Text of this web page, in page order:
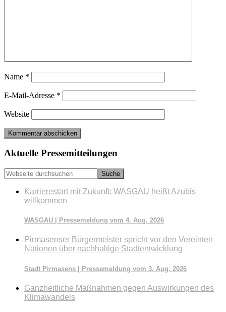
Name *
E-Mail-Adresse *
Website
Seitenspalte
Aktuelle Pressemitteilungen
Webseite
durchsuchen
Karrierestart mit Zukunft: WASGAU heißt Azubis
willkommen
WASGAU | Pressemeldung vom 4. Aug. 2026
Pirmasenser Bürgermeister spricht vor den Vereinten
Nationen über nachhaltige Stadtentwicklung
Stadt Pirmasens | Pressemeldung vom 3. Aug. 2026
Ganzheitliche Maßnahmen gegen Auswirkungen des
Klimawandels